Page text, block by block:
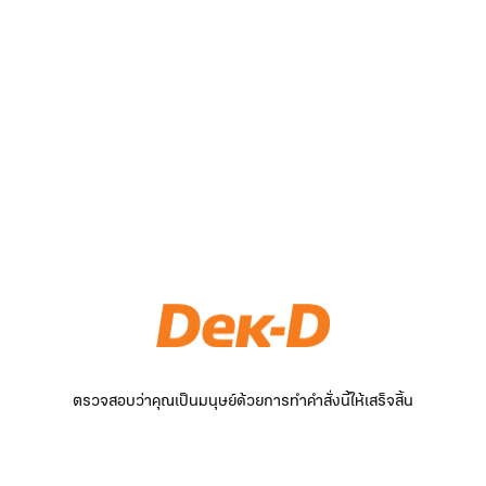
ตรวจสอบว่าคุณเป็นมนุษย์ด้วยการทำคำสั่งนี้ให้เสร็จสิ้น